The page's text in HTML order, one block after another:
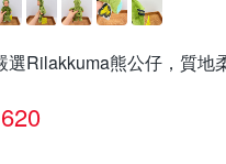
選Rilakkuma熊公仔，質地
620